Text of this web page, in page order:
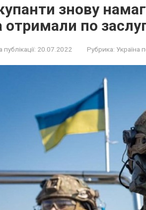
знову
отримали по
публікації: 20.07.2022 Рубрика: Україна